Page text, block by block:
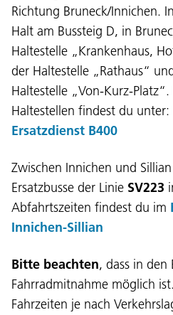
Language:
DEU
ITA LAD ENG
Legal notice Privacy and
Terms of use Complaints
Richtung Bruneck/Innichen.
Halt am Bussteig D, in
Haltestelle „Krankenhaus,
der Haltestelle „Rathaus“
Haltestelle „Von-Kurz-
Haltestellen findest du unter:
Ersatzdienst B400
Zwischen Innichen und
Ersatzbusse der Linie SV223
Abfahrtszeiten findest du im
Innichen-Sillian
Bitte beachten, dass in den
Fahrradmitnahme möglich
Fahrzeiten je nach